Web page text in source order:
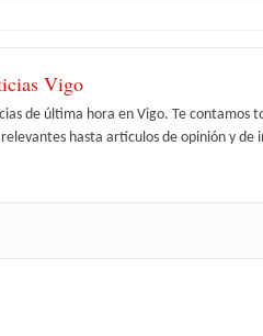
Vigo
de última hora en Vigo. Te contamos
relevantes hasta artículos de opinión y de